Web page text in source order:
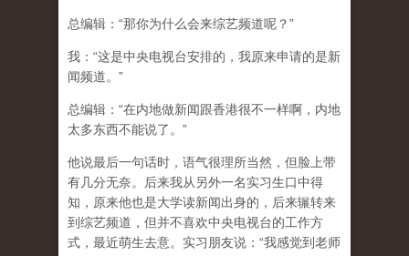
总编辑：“那你为什么会来综艺频道呢？”
我：“这是中央电视台安排的，我原来申请的是新
闻频道。”
总编辑：“在内地做新闻跟香港很不一样啊，内地
太多东西不能说了。”
他说最后一句话时，语气很理所当然，但脸上带
有几分无奈。后来我从另外一名实习生口中得
知，原来他也是大学读新闻出身的，后来辗转来
到综艺频道，但并不喜欢中央电视台的工作方
式，最近萌生去意。实习朋友说：“我感觉到老师